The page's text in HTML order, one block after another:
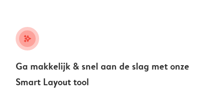
stars_plus
Ga makkelijk & snel aan de slag met onze
Smart Layout tool